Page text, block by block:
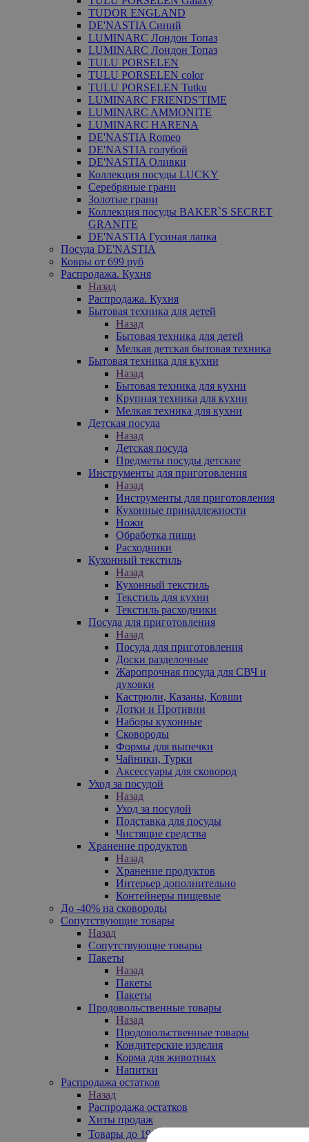
TUDOR ENGLAND
DE'NASTIA Синий
LUMINARC Лондон Топаз
LUMINARC Лондон Топаз
TULU PORSELEN
TULU PORSELEN color
TULU PORSELEN Tutku
LUMINARC FRIENDS'TIME
LUMINARC AMMONITE
LUMINARC HARENA
DE'NASTIA Romeo
DE'NASTIA голубой
DE'NASTIA Оливки
Коллекция посуды LUCKY
Серебряные грани
Золотые грани
Коллекция посуды BAKER`S SECRET
GRANITE
DE'NASTIA Гусиная лапка
Посуда DE'NASTIA
Ковры от 699 руб
Распродажа. Кухня
Назад
Распродажа. Кухня
Бытовая техника для детей
Назад
Бытовая техника для детей
Мелкая детская бытовая техника
Бытовая техника для кухни
Назад
Бытовая техника для кухни
Крупная техника для кухни
Мелкая техника для кухни
Детская посуда
Назад
Детская посуда
Предметы посуды детские
Инструменты для приготовления
Назад
Инструменты для приготовления
Кухонные принадлежности
Ножи
Обработка пищи
Расходники
Кухонный текстиль
Назад
Кухонный текстиль
Текстиль для кухни
Текстиль расходники
Посуда для приготовления
Назад
Посуда для приготовления
Доски разделочные
Жаропрочная посуда для СВЧ и
духовки
Кастрюли, Казаны, Ковши
Лотки и Противни
Наборы кухонные
Сковороды
Формы для выпечки
Чайники, Турки
Аксессуары для сковород
Уход за посудой
Назад
Уход за посудой
Подставка для посуды
Чистящие средства
Хранение продуктов
Назад
Хранение продуктов
Интерьер дополнительно
Контейнеры пищевые
До -40% на сковороды
Сопутствующие товары
Назад
Сопутствующие товары
Пакеты
Назад
Пакеты
Пакеты
Продовольственные товары
Назад
Продовольственные товары
Кондитерские изделия
Корма для животных
Напитки
Распродажа остатков
Назад
Распродажа остатков
Хиты продаж
Товары до 199₽